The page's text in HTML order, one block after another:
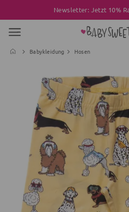
Newsletter: Jetzt 10%
Babykleidung Hosen